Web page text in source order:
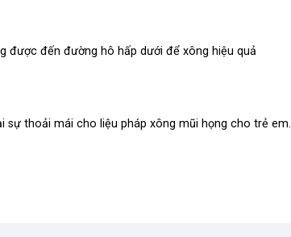
được đến đường hô hấp dưới để xông hiệu quả
sự thoải mái cho liệu pháp xông mũi họng cho trẻ em.